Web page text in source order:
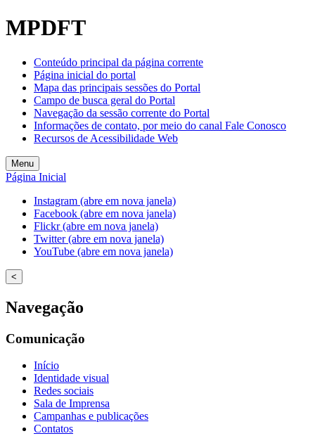
MPDFT
Conteúdo principal da página corrente
Página inicial do portal
Mapa das principais sessões do Portal
Campo de busca geral do Portal
Navegação da sessão corrente do Portal
Informações de contato, por meio do canal Fale Conosco
Recursos de Acessibilidade Web
Menu
Página Inicial
Instagram (abre em nova janela)
Facebook (abre em nova janela)
Flickr (abre em nova janela)
Twitter (abre em nova janela)
YouTube (abre em nova janela)
<
Navegação
Comunicação
Início
Identidade visual
Redes sociais
Sala de Imprensa
Campanhas e publicações
Contatos